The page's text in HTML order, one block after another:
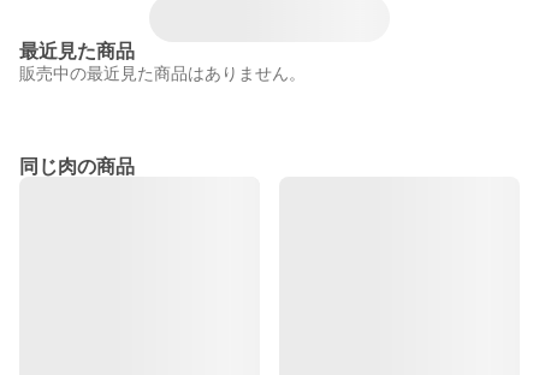
最近見た商品
販売中の最近見た商品はありません。
同じ肉の商品